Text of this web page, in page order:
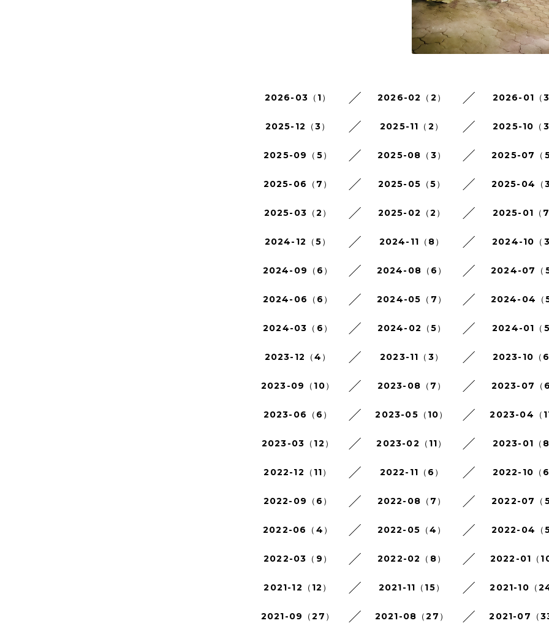
2026-03（1） 2026-02（2） 2026-01（3
2025-12（3） 2025-11（2） 2025-10（3
2025-09（5） 2025-08（3） 2025-07（5
2025-06（7） 2025-05（5） 2025-04（3
2025-03（2） 2025-02（2） 2025-01（7
2024-12（5） 2024-11（8） 2024-10（3
2024-09（6） 2024-08（6） 2024-07（5
2024-06（6） 2024-05（7） 2024-04（5
2024-03（6） 2024-02（5） 2024-01（5
2023-12（4） 2023-11（3） 2023-10（6
2023-09（10） 2023-08（7） 2023-07（6
2023-06（6） 2023-05（10） 2023-04（11
2023-03（12） 2023-02（11） 2023-01（8
2022-12（11） 2022-11（6） 2022-10（6
2022-09（6） 2022-08（7） 2022-07（5
2022-06（4） 2022-05（4） 2022-04（5
2022-03（9） 2022-02（8） 2022-01（10
2021-12（12） 2021-11（15） 2021-10（24
2021-09（27） 2021-08（27） 2021-07（33